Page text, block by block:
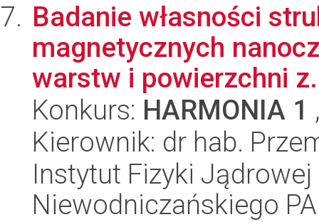
Badanie własności
magnetycznych
warstw i powierzchni
Konkurs: HARMONIA 1
Kierownik: dr hab.
Instytut Fizyki
Niewodniczańskiego